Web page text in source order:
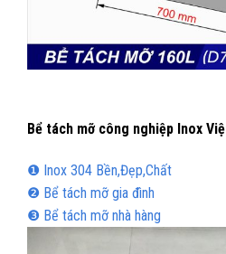
Bể tách mỡ công nghiệp Inox
❶ Inox 304 Bền,Đẹp,Chất
❷ Bể tách mỡ gia đình
❸ Bể tách mỡ nhà hàng